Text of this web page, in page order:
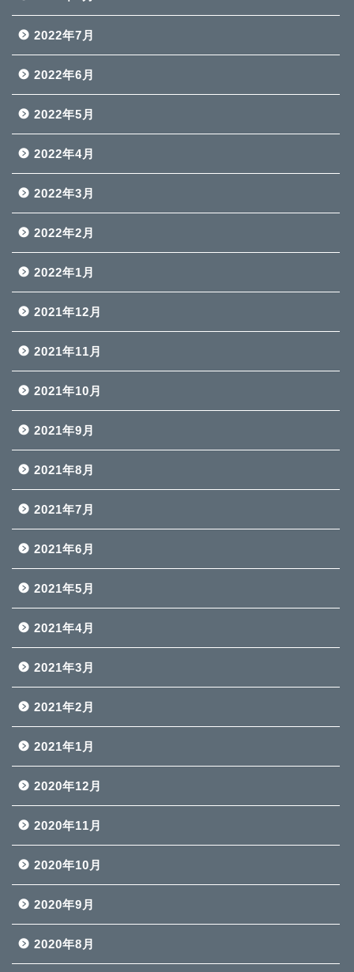
2022年7月
2022年6月
2022年5月
2022年4月
2022年3月
2022年2月
2022年1月
2021年12月
2021年11月
2021年10月
2021年9月
2021年8月
2021年7月
2021年6月
2021年5月
2021年4月
2021年3月
2021年2月
2021年1月
2020年12月
2020年11月
2020年10月
2020年9月
2020年8月